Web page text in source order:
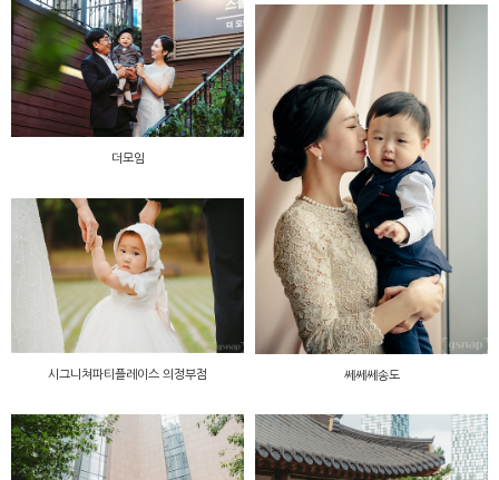
더모임
쎄쎄쎄송도
시그니쳐파티플레이스 의정부점